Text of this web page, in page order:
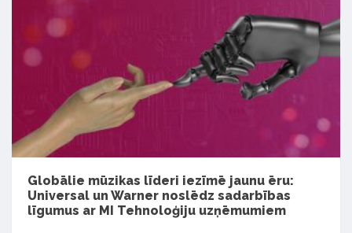
Globālie mūzikas līderi iezīmē jaunu ēru:
Universal un Warner noslēdz sadarbības
līgumus ar MI Tehnoloģiju uzņēmumiem